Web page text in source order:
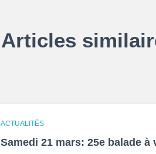
Articles
ACTUALITÉS
Samedi 21 mars: 25e balade à